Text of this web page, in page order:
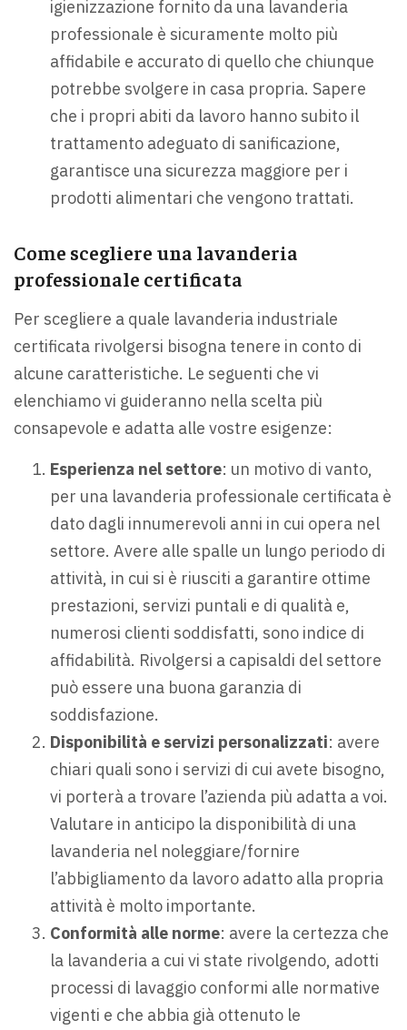
igienizzazione fornito da una lavanderia
professionale è sicuramente molto più
affidabile e accurato di quello che chiunque
potrebbe svolgere in casa propria. Sapere
che i propri abiti da lavoro hanno subito il
trattamento adeguato di sanificazione,
garantisce una sicurezza maggiore per i
prodotti alimentari che vengono trattati.
Come scegliere una lavanderia
professionale certificata
Per scegliere a quale lavanderia industriale
certificata rivolgersi bisogna tenere in conto di
alcune caratteristiche. Le seguenti che vi
elenchiamo vi guideranno nella scelta più
consapevole e adatta alle vostre esigenze:
Esperienza nel settore: un motivo di vanto,
per una lavanderia professionale certificata è
dato dagli innumerevoli anni in cui opera nel
settore. Avere alle spalle un lungo periodo di
attività, in cui si è riusciti a garantire ottime
prestazioni, servizi puntali e di qualità e,
numerosi clienti soddisfatti, sono indice di
affidabilità. Rivolgersi a capisaldi del settore
può essere una buona garanzia di
soddisfazione.
Disponibilità e servizi personalizzati: avere
chiari quali sono i servizi di cui avete bisogno,
vi porterà a trovare l’azienda più adatta a voi.
Valutare in anticipo la disponibilità di una
lavanderia nel noleggiare/fornire
l’abbigliamento da lavoro adatto alla propria
attività è molto importante.
Conformità alle norme: avere la certezza che
la lavanderia a cui vi state rivolgendo, adotti
processi di lavaggio conformi alle normative
vigenti e che abbia già ottenuto le